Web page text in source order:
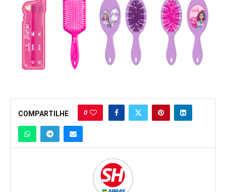
COMPARTILHE 0